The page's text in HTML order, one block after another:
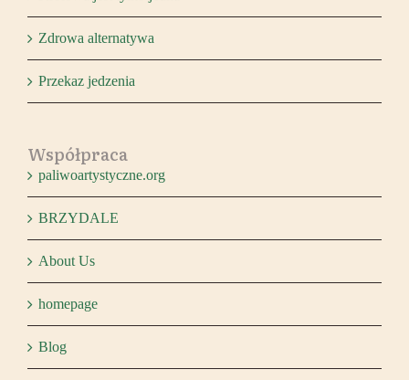
Zdrowa alternatywa
Przekaz jedzenia
Współpraca
paliwoartystyczne.org
BRZYDALE
About Us
homepage
Blog